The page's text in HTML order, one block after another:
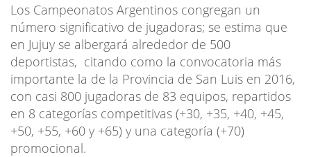
Los Campeonatos Argentinos congregan un
número significativo de jugadoras; se estima que
en Jujuy se albergará alrededor de 500
deportistas, citando como la convocatoria más
importante la de la Provincia de San Luis en 2016,
con casi 800 jugadoras de 83 equipos, repartidos
en 8 categorías competitivas (+30, +35, +40, +45,
+50, +55, +60 y +65) y una categoría (+70)
promocional.